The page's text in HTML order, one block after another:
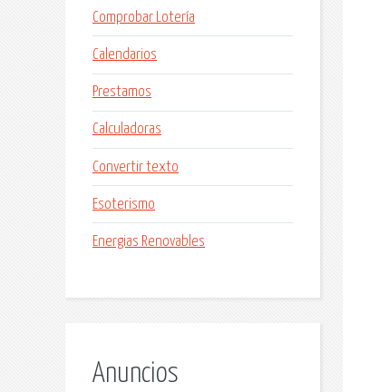
Comprobar Lotería
Calendarios
Prestamos
Calculadoras
Convertir texto
Esoterismo
Energias Renovables
Anuncios